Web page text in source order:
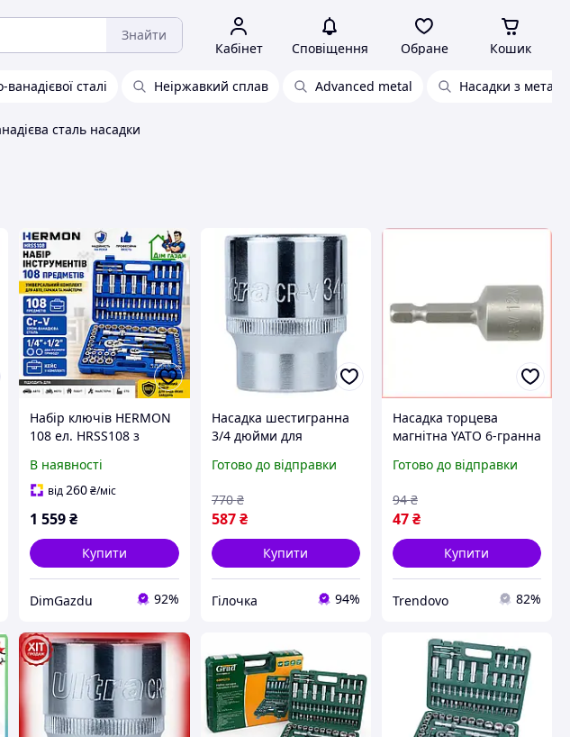
Знайти
Кабінет Сповіщення Обране Кошик
сталі Неіржавкий сплав Advanced metal Насадки з металу
сталь насадки
Набір ключів HERMON
108 ел. HRSS108 з
насадками з хром-
ванадієвої сталі
В наявності
від260₴/міс
1 559₴
Купити
DimGazdu 92%
Насадка шестигранна
3/4 дюйми для
використання з
мм. VE-33
Готово до відправки
587 ₴
770 ₴
Купити
Гілочка 94%
Насадка торцева
магнітна YATO 6-гранна
професійних робіт із
Готово до відправки
47₴
94 ₴
Купити
Trendovo 82%